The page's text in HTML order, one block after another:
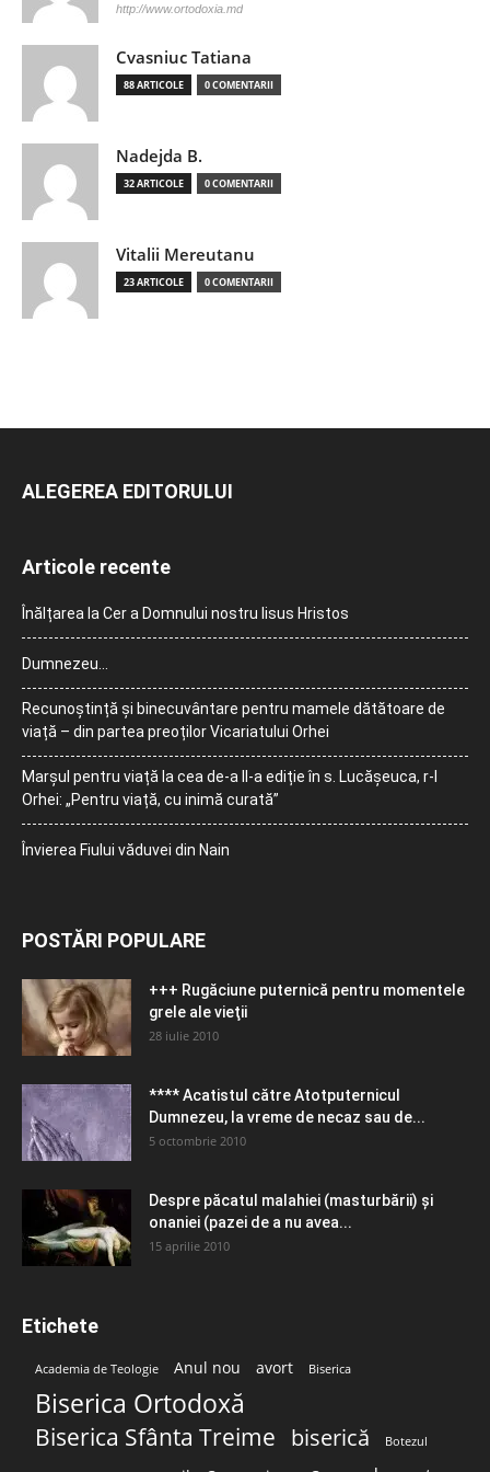
http://www.ortodoxia.md
Cvasniuc Tatiana
88 ARTICOLE 0 COMENTARII
Nadejda B.
32 ARTICOLE 0 COMENTARII
Vitalii Mereutanu
23 ARTICOLE 0 COMENTARII
ALEGEREA EDITORULUI
Articole recente
Înălțarea la Cer a Domnului nostru Iisus Hristos
Dumnezeu…
Recunoștință și binecuvântare pentru mamele dătătoare de
viață – din partea preoților Vicariatului Orhei
Marșul pentru viață la cea de-a II-a ediție în s. Lucășeuca, r-l
Orhei: „Pentru viață, cu inimă curată”
Învierea Fiului văduvei din Nain
POSTĂRI POPULARE
+++ Rugăciune puternică pentru momentele
grele ale vieţii
28 iulie 2010
**** Acatistul către Atotputernicul
Dumnezeu, la vreme de necaz sau de...
5 octombrie 2010
Despre păcatul malahiei (masturbării) şi
onaniei (pazei de a nu avea...
15 aprilie 2010
Etichete
Academia de Teologie Anul nou avort Biserica
Biserica Ortodoxă
Biserica Sfânta Treime biserică Botezul